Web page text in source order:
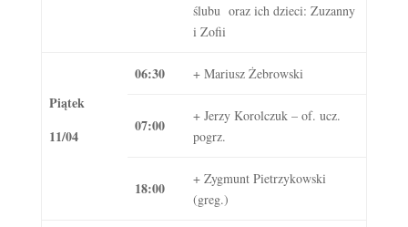
ślubu oraz ich dzieci: Zuzanny
i Zofii
Piątek
11/04
06:30 + Mariusz Żebrowski
07:00
+ Jerzy Korolczuk – of. ucz.
pogrz.
18:00
+ Zygmunt Pietrzykowski
(greg.)